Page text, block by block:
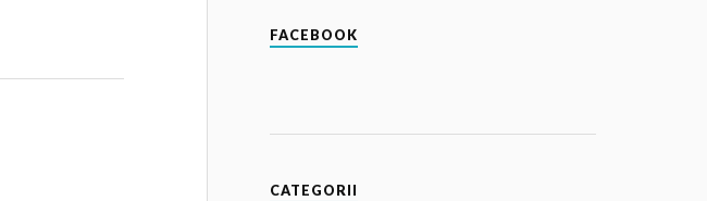
FACEBOOK
CATEGORII